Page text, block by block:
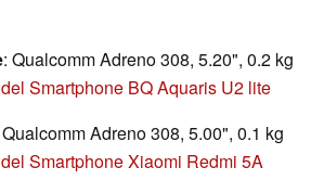
: Qualcomm Adreno 308, 5.20", 0.2 kg
Smartphone BQ Aquaris U2 lite
Adreno 308, 5.00", 0.1 kg
Smartphone Xiaomi Redmi 5A